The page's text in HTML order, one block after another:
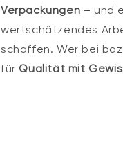
Verpackungen – und
wertschätzendes
schaffen. Wer bei
für Qualität mit